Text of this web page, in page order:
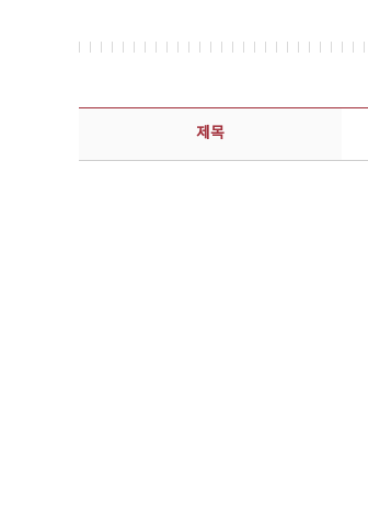
보도자료 상세보기 - 제목, 담당부서, 담당자, 담당연락처, 내용, 첨부파일 정보 제공
제목